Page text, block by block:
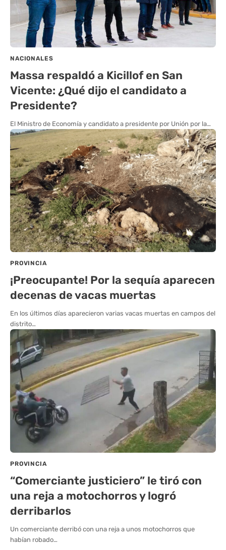
NACIONALES
Massa respaldó a Kicillof en San
Vicente: ¿Qué dijo el candidato a
Presidente?
El Ministro de Economía y candidato a presidente por Unión por la…
PROVINCIA
¡Preocupante! Por la sequía aparecen
decenas de vacas muertas
En los últimos días aparecieron varias vacas muertas en campos del
distrito…
PROVINCIA
“Comerciante justiciero” le tiró con
una reja a motochorros y logró
derribarlos
Un comerciante derribó con una reja a unos motochorros que
habían robado…